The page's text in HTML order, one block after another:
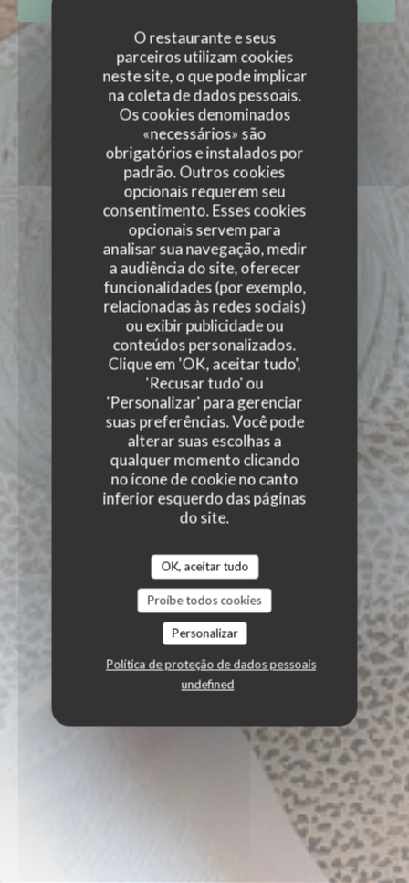
O restaurante e seus
parceiros utilizam cookies
neste site, o que pode implicar
na coleta de dados pessoais.
Os cookies denominados
«necessários» são
obrigatórios e instalados por
padrão. Outros cookies
opcionais requerem seu
consentimento. Esses cookies
opcionais servem para
analisar sua navegação, medir
a audiência do site, oferecer
funcionalidades (por exemplo,
relacionadas às redes sociais)
ou exibir publicidade ou
conteúdos personalizados.
Clique em 'OK, aceitar tudo',
'Recusar tudo' ou
'Personalizar' para gerenciar
suas preferências. Você pode
alterar suas escolhas a
qualquer momento clicando
no ícone de cookie no canto
inferior esquerdo das páginas
do site.
OK, aceitar tudo
Proíbe todos cookies
Personalizar
Política de proteção de dados pessoais
undefined